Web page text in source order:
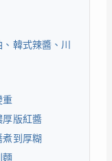
韓式辣醬、川
重
厚版紅醬
煮到厚糊
麵